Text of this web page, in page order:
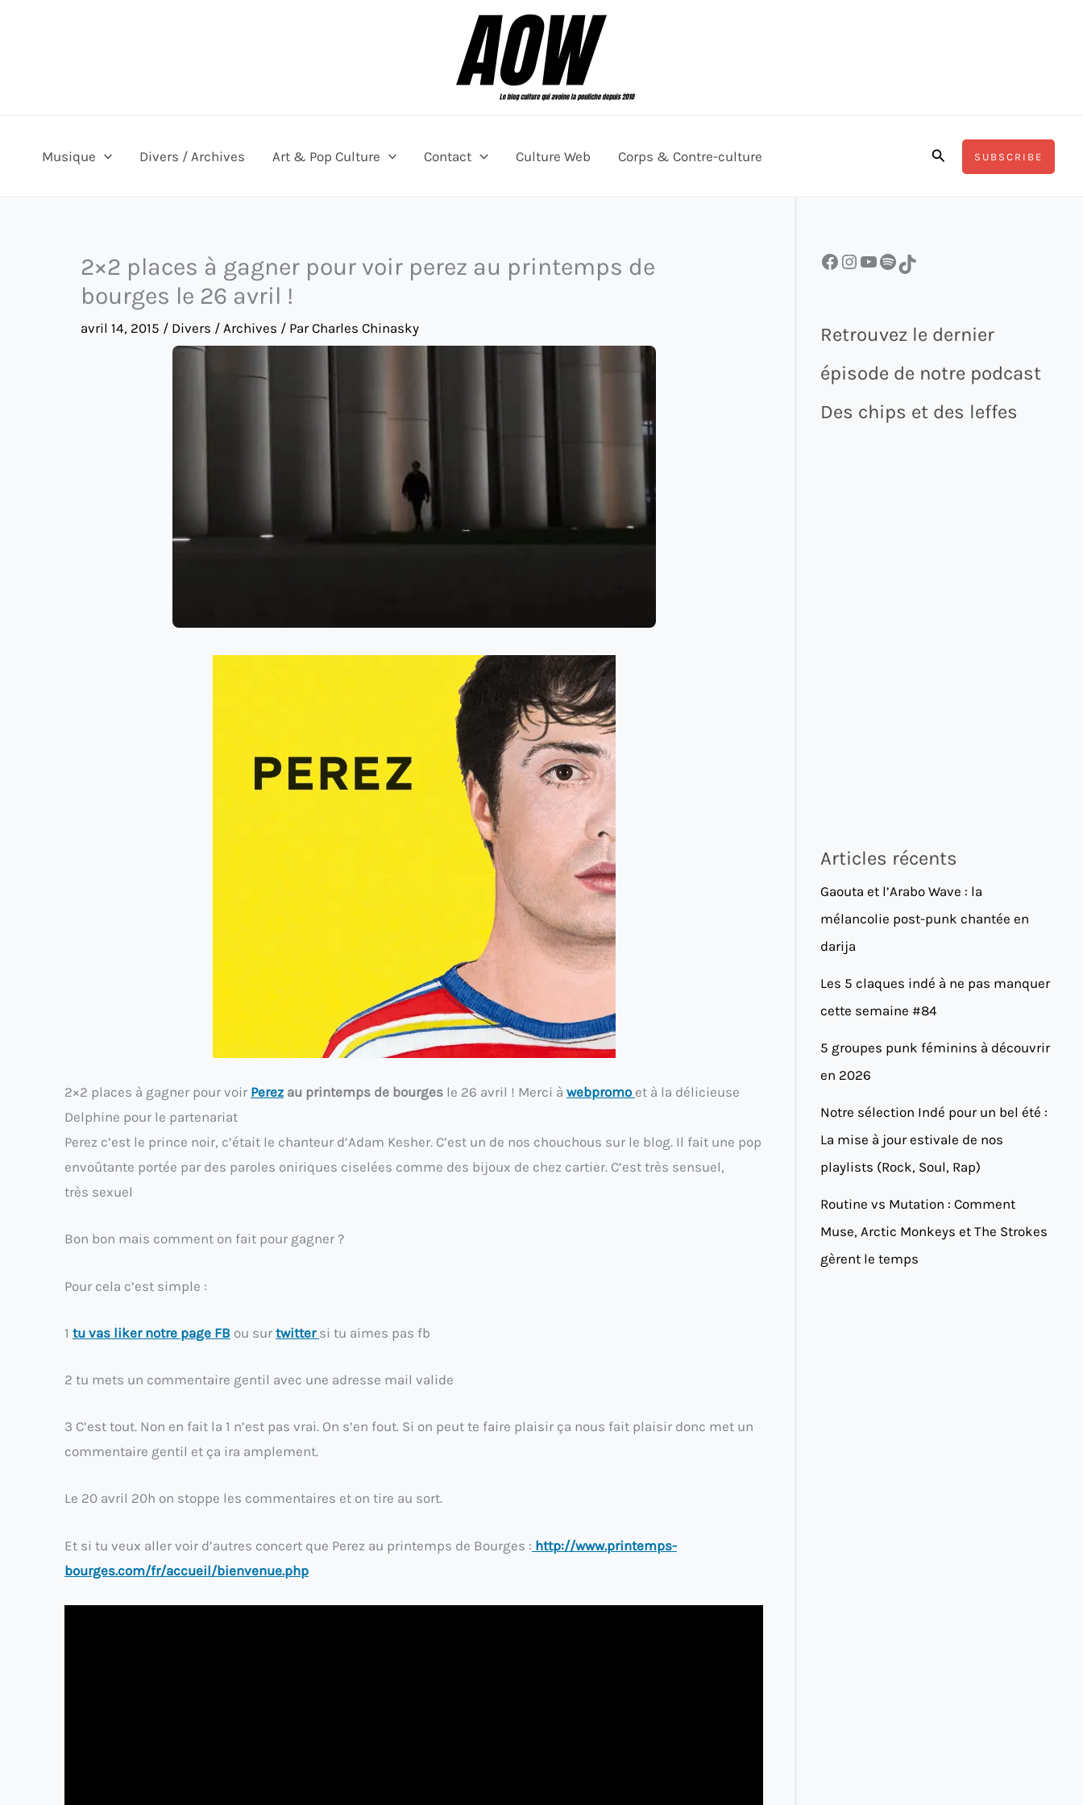
Musique Divers / Archives Art & Pop Culture Contact Culture Web Corps & Contre-culture RechercherSUBSCRIBE
2×2 places à gagner pour voir perez au printemps de
bourges le 26 avril !
avril 14, 2015 / Divers / Archives / ParCharles Chinasky
2×2 places à gagner pour voir Perez au printemps de bourges le 26 avril ! Merci à webpromo et à la délicieuse
Delphine pour le partenariat
Perez c’est le prince noir, c’était le chanteur d’Adam Kesher. C’est un de nos chouchous sur le blog. Il fait une pop
envoûtante portée par des paroles oniriques ciselées comme des bijoux de chez cartier. C’est très sensuel,
très sexuel
Bon bon mais comment on fait pour gagner ?
Pour cela c’est simple :
1 tu vas liker notre page FB ou sur twitter si tu aimes pas fb
2 tu mets un commentaire gentil avec une adresse mail valide
3 C’est tout. Non en fait la 1 n’est pas vrai. On s’en fout. Si on peut te faire plaisir ça nous fait plaisir donc met un
commentaire gentil et ça ira amplement.
Le 20 avril 20h on stoppe les commentaires et on tire au sort.
Et si tu veux aller voir d’autres concert que Perez au printemps de Bourges : http://www.printemps-
bourges.com/fr/accueil/bienvenue.php
Facebook InstagramYouTube Spotify TikTok
Retrouvez le dernier
épisode de notre podcast
Des chips et des leffes
Articles récents
Gaouta et l’Arabo Wave : la
mélancolie post-punk chantée en
darija
Les 5 claques indé à ne pas manquer
cette semaine #84
5 groupes punk féminins à découvrir
en 2026
Notre sélection Indé pour un bel été :
La mise à jour estivale de nos
playlists (Rock, Soul, Rap)
Routine vs Mutation : Comment
Muse, Arctic Monkeys et The Strokes
gèrent le temps